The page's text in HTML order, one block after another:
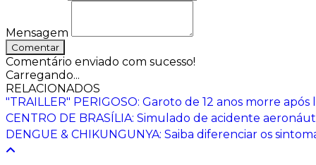
Mensagem
Comentar
Comentário enviado com sucesso!
Carregando...
RELACIONADOS
"TRAILLER" PERIGOSO: Garoto de 12 anos morre
CENTRO DE BRASÍLIA: Simulado de acidente
DENGUE & CHIKUNGUNYA: Saiba diferenciar os